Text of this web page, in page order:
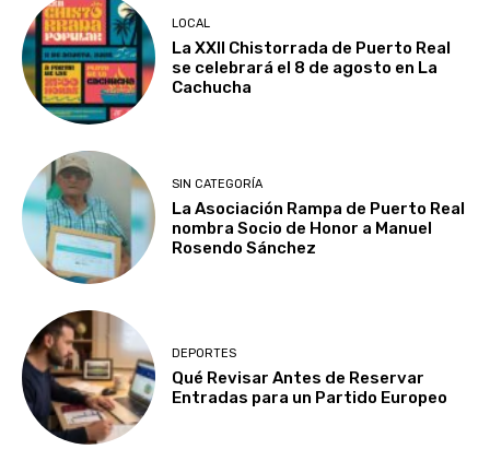
LOCAL
La XXII Chistorrada de Puerto Real
se celebrará el 8 de agosto en La
Cachucha
SIN CATEGORÍA
La Asociación Rampa de Puerto Real
nombra Socio de Honor a Manuel
Rosendo Sánchez
DEPORTES
Qué Revisar Antes de Reservar
Entradas para un Partido Europeo